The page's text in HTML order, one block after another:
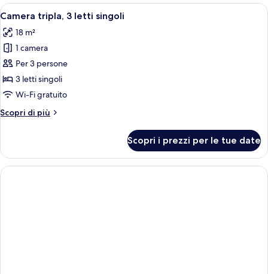
Apri
tutte
le
foto
per
Camera
tripla,
letti
Camera d'albergo con due letti,
6
Camera tripla, 3 letti singoli
18 m²
1 camera
Per 3 persone
3 letti singoli
Wi-Fi gratuito
Scopri di più
Altri
tripla,
letti
Scopri i prezzi per le tue date